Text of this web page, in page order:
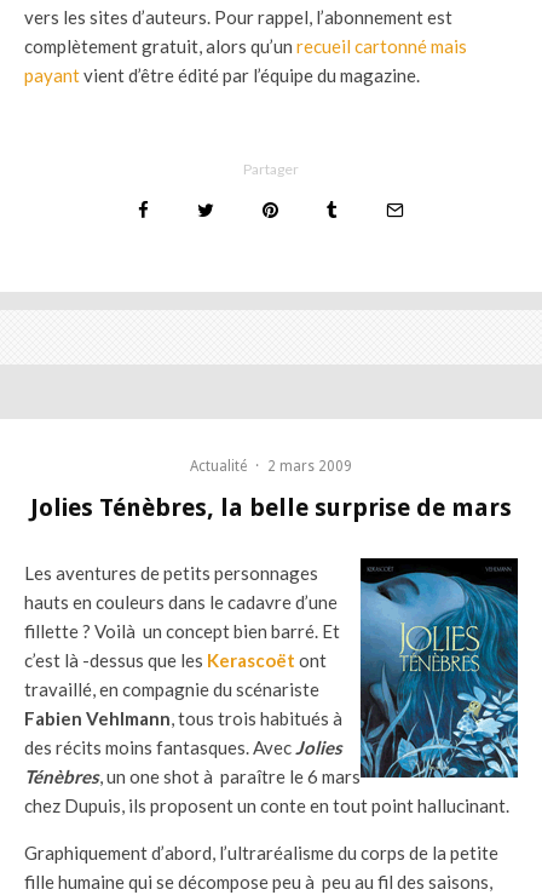
vers les sites d’auteurs. Pour rappel, l’abonnement est
complètement gratuit, alors qu’un recueil cartonné mais
payantvient d’être édité par l’équipe du magazine.
Partager
Actualité · 2 mars 2009
Jolies Ténèbres, la belle surprise de mars
Les aventures de petits personnages
hauts en couleurs dans le cadavre d’une
fillette ? Voilà un concept bien barré. Et
c’est là -dessus que les Kerascoët ont
travaillé, en compagnie du scénariste
Fabien Vehlmann, tous trois habitués à
des récits moins fantasques. AvecJolies
Ténèbres, un one shot à paraître le 6 mars
chez Dupuis, ils proposent un conte en tout point hallucinant.
Graphiquement d’abord, l’ultraréalisme du corps de la petite
fille humaine qui se décompose peu à peu au fil des saisons,